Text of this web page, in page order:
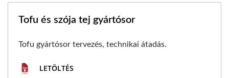
Tofu és szója tej gyártósor
Tofu gyártósor tervezés, technikai átadás.
LETÖLTÉS